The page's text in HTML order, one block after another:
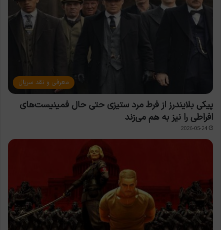
معرفی و نقد سریال
پیکی بلایندرز از فرط مرد ستیزی حتی حال فمینیست‌های
افراطی را نیز به هم می‌زند
2026-05-24